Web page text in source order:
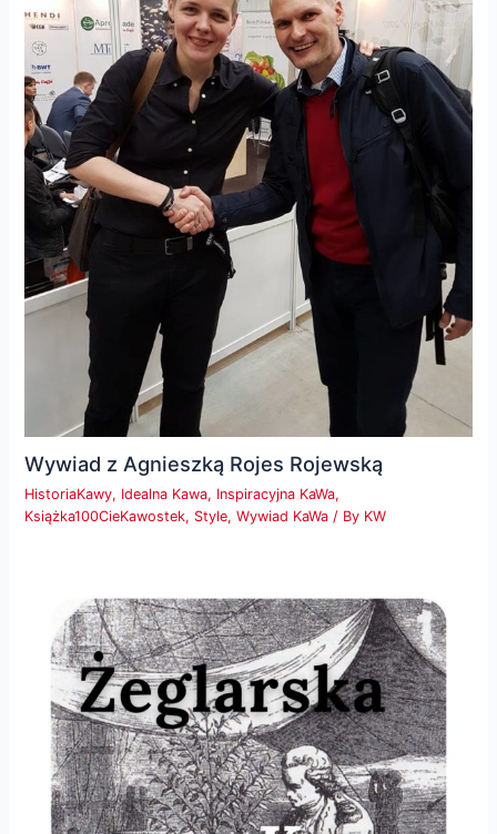
Wywiad z Agnieszką Rojes Rojewską
HistoriaKawy, Idealna Kawa, Inspiracyjna KaWa,
Książka100CieKawostek, Style,Wywiad KaWa / By KW